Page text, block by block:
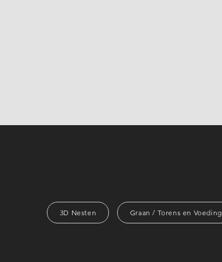
3D Nesten Graan / Torens en Voeding